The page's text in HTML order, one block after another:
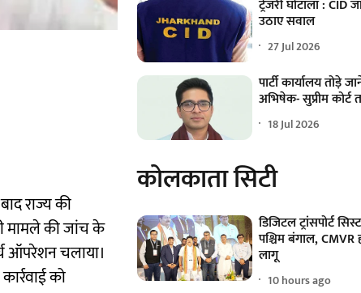
राज्य की
मामले की जांच के
ऑपरेशन चलाया।
को
ट्रेजरी घोटाला : CID
उठाए सवाल
27 Jul 2026
पार्टी कार्यालय तोड़े
अभिषेक- सुप्रीम
18 Jul 2026
कोलकाता सिटी
डिजिटल ट्रांसपोर्ट
पश्चिम बंगाल, CMVR
लागू
10 hours ago